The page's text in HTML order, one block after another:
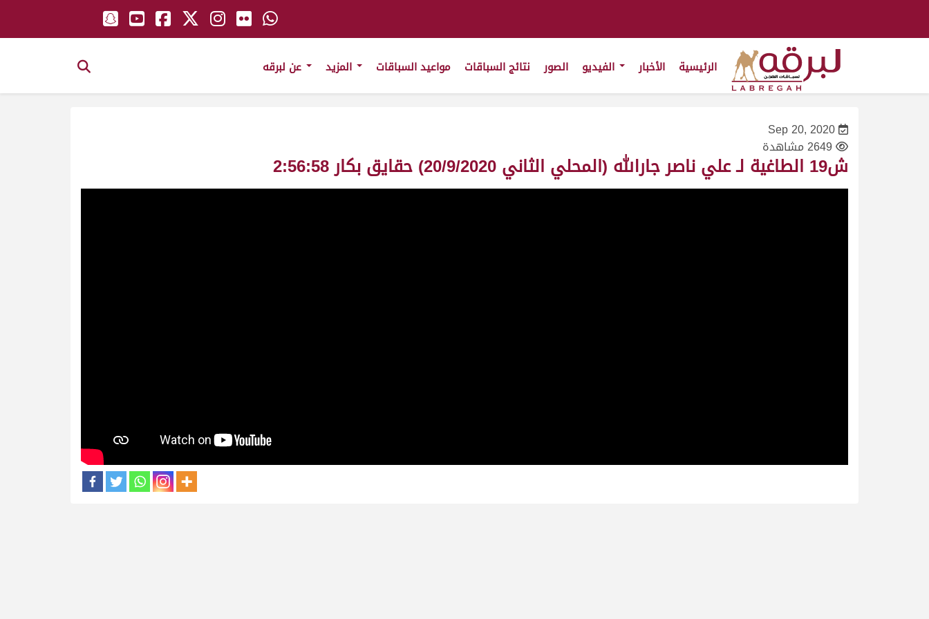
الرئيسية الأخبار الصور نتائج السباقات مواعيد السباقات
Sep 20, 2020
2649 مشاهدة
ش19 الطاغية لـ علي ناصر جارالله (المحلي الثاني 20/9/2020) حقايق بكار 2:56:58